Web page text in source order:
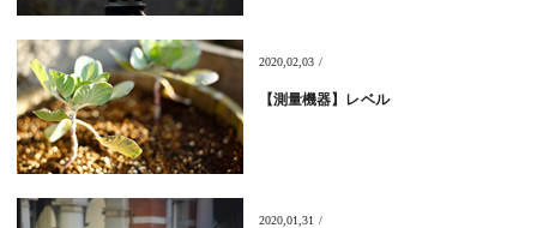
2020,02,03 /
【測量機器】レベル
2020,01,31 /